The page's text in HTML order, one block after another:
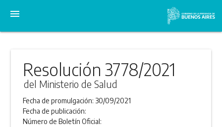
menu
Resolución 3778/2021
del Ministerio de Salud
Fecha de promulgación: 30/09/2021
Fecha de publicación:
Número de Boletín Oficial: